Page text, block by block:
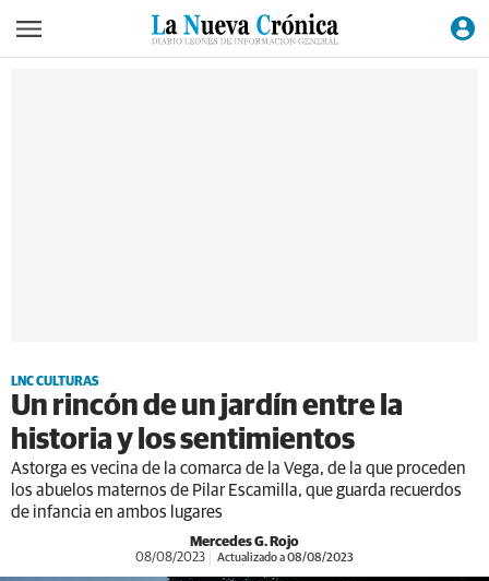
LNC CULTURAS
Un rincón de un jardín entre la
historia y los sentimientos
Astorga es vecina de la comarca de la Vega, de la que proceden
los abuelos maternos de Pilar Escamilla, que guarda recuerdos
de infancia en ambos lugares
Mercedes G. Rojo
08/08/2023 Actualizado a 08/08/2023